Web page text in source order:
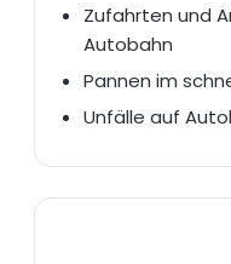
Zufahrten und
Autobahn
Pannen im
Unfälle auf